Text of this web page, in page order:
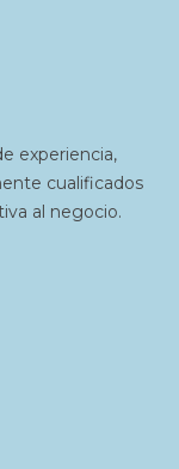
experiencia,
cualificados
al negocio.